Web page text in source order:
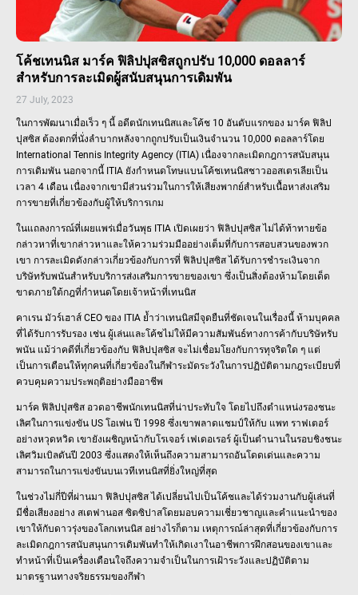
โค้ชเทนนิส มาร์ค ฟิลิปปุสซิสถูกปรับ 10,000 ดอลลาร์
สำหรับการละเมิดผู้สนับสนุนการเดิมพัน
27 July, 2023
ในการพัฒนาเมื่อเร็ว ๆ นี้ อดีตนักเทนนิสและโค้ช 10 อันดับแรกของ มาร์ค ฟิลิป
ปุสซิส ต้องตกที่นั่งลำบากหลังจากถูกปรับเป็นเงินจำนวน 10,000 ดอลลาร์โดย
International Tennis Integrity Agency (ITIA) เนื่องจากละเมิดกฎการสนับสนุน
การเดิมพัน นอกจากนี้ ITIA ยังกำหนดโทษแบนโค้ชเทนนิสชาวออสเตรเลียเป็น
เวลา 4 เดือน เนื่องจากเขามีส่วนร่วมในการให้เสียงพากย์สำหรับเนื้อหาส่งเสริม
การขายที่เกี่ยวข้องกับผู้ให้บริการเกม
ในแถลงการณ์ที่เผยแพร่เมื่อวันพุธ ITIA เปิดเผยว่า ฟิลิปปุสซิส ไม่ได้ท้าทายข้อ
กล่าวหาที่เขากล่าวหาและให้ความร่วมมืออย่างเต็มที่กับการสอบสวนของพวก
เขา การละเมิดดังกล่าวเกี่ยวข้องกับการที่ ฟิลิปปุสซิส ได้รับการชำระเงินจาก
บริษัทรับพนันสำหรับบริการส่งเสริมการขายของเขา ซึ่งเป็นสิ่งต้องห้ามโดยเด็ด
ขาดภายใต้กฎที่กำหนดโดยเจ้าหน้าที่เทนนิส
คาเรน มัวร์เฮาส์ CEO ของ ITIA ย้ำว่าเทนนิสมีจุดยืนที่ชัดเจนในเรื่องนี้ ห้ามบุคคล
ที่ได้รับการรับรอง เช่น ผู้เล่นและโค้ชไม่ให้มีความสัมพันธ์ทางการค้ากับบริษัทรับ
พนัน แม้ว่าคดีที่เกี่ยวข้องกับ ฟิลิปปุสซิส จะไม่เชื่อมโยงกับการทุจริตใด ๆ แต่
เป็นการเตือนให้ทุกคนที่เกี่ยวข้องในกีฬาระมัดระวังในการปฏิบัติตามกฎระเบียบที่
ควบคุมความประพฤติอย่างมืออาชีพ
มาร์ค ฟิลิปปุสซิส อวดอาชีพนักเทนนิสที่น่าประทับใจ โดยไปถึงตำแหน่งรองชนะ
เลิศในการแข่งขัน US โอเพ่น ปี 1998 ซึ่งเขาพลาดแชมป์ให้กับ แพท ราฟเตอร์
อย่างหวุดหวิด เขายังเผชิญหน้ากับโรเจอร์ เฟเดอเรอร์ ผู้เป็นตำนานในรอบชิงชนะ
เลิศวิมเบิลดันปี 2003 ซึ่งแสดงให้เห็นถึงความสามารถอันโดดเด่นและความ
สามารถในการแข่งขันบนเวทีเทนนิสที่ยิ่งใหญ่ที่สุด
ในช่วงไม่กี่ปีที่ผ่านมา ฟิลิปปุสซิส ได้เปลี่ยนไปเป็นโค้ชและได้ร่วมงานกับผู้เล่นที่
มีชื่อเสียงอย่าง สเตฟานอส ซิตซิปาสโดยมอบความเชี่ยวชาญและคำแนะนำของ
เขาให้กับดาวรุ่งของโลกเทนนิส อย่างไรก็ตาม เหตุการณ์ล่าสุดที่เกี่ยวข้องกับการ
ละเมิดกฎการสนับสนุนการเดิมพันทำให้เกิดเงาในอาชีพการฝึกสอนของเขาและ
ทำหน้าที่เป็นเครื่องเตือนใจถึงความจำเป็นในการเฝ้าระวังและปฏิบัติตาม
มาตรฐานทางจริยธรรมของกีฬา